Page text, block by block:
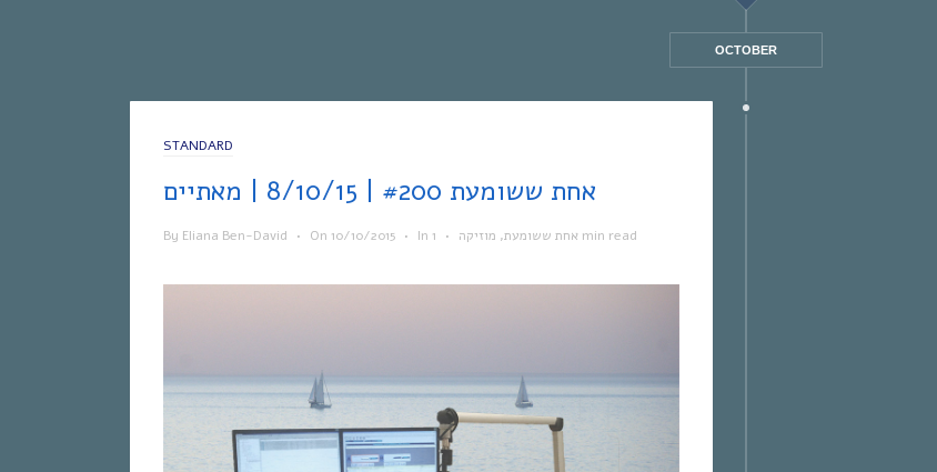
OCTOBER
STANDARD
אחת ששומעת #200 | 8/10/15 | מאתיים
By Eliana Ben-David • On 10/10/2015 • In אחת ששומעת, מוזיקה • 1 min read